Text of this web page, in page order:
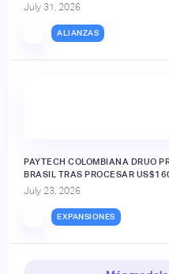
July 31, 2026
ALIANZAS
PAYTECH COLOMBIANA DRUO
BRASIL TRAS PROCESAR
July 23, 2026
EXPANSIONES